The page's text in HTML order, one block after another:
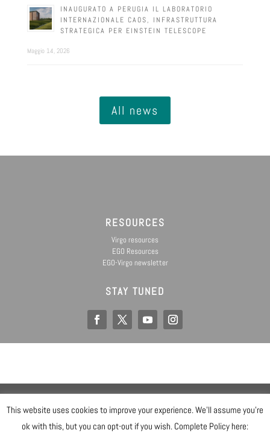
INAUGURATO A PERUGIA IL LABORATORIO
INTERNAZIONALE CAOS, INFRASTRUTTURA
STRATEGICA PER EINSTEIN TELESCOPE
Maggio 14, 2026
All news
RESOURCES
Virgo resources
EGO Resources
EGO-Virgo newsletter
STAY TUNED
Data Privacy Statement
Sicurezza
Gender Equality Plan
Mappa del sito
This website uses cookies to improve your experience. We'll assume you're
ok with this, but you can opt-out if you wish. Complete Policy here: